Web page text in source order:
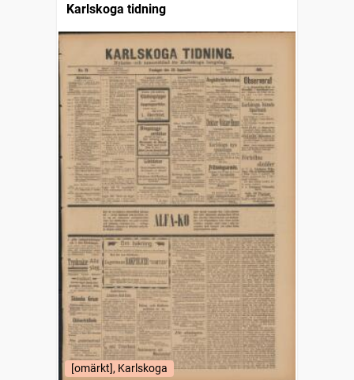
Karlskoga tidning
[omärkt], Karlskoga